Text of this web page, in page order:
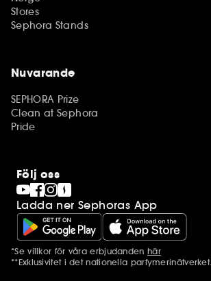
Stores
Sephora Stands
Nuvarande
SEPHORA Prize
Clean at Sephora
Pride
Följ oss
Ladda ner Sephoras App
Ytterligare information
*Se villkor för våra erbjudanden här
**Exklusivitet i det nationella parfymerinätverket.